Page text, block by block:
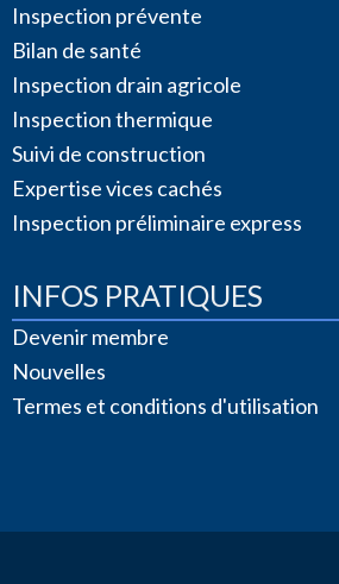
Inspection prévente
Bilan de santé
Inspection drain agricole
Inspection thermique
Suivi de construction
Expertise vices cachés
Inspection préliminaire express
INFOS PRATIQUES
Devenir membre
Nouvelles
Termes et conditions d'utilisation